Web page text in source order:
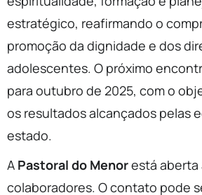
estratégico, reafirmando o
promoção da dignidade e dos
adolescentes. O próximo
para outubro de 2025, com o
os resultados alcançados pelas
estado.
A Pastoral do Menorestá aberta
colaboradores. O contato pode